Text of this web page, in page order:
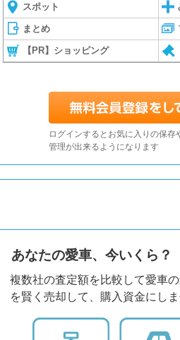
スポット
まとめ
【PR】ショッピング
ログインするとお気に入りの保存
管理が出来るようになります
あなたの愛車、今いくら？
複数社の査定額を比較して愛車
を賢く売却して、購入資金にし